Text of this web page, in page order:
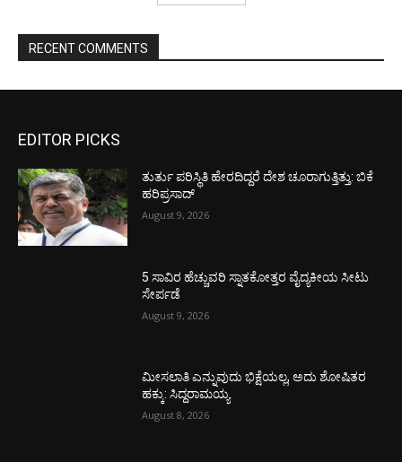
RECENT COMMENTS
EDITOR PICKS
ತುರ್ತು ಪರಿಸ್ಥಿತಿ ಹೇರದಿದ್ದರೆ ದೇಶ ಚೂರಾಗುತ್ತಿತ್ತು: ಬಿಕೆ
ಹರಿಪ್ರಸಾದ್
August 9, 2026
5 ಸಾವಿರ ಹೆಚ್ಚುವರಿ ಸ್ನಾತಕೋತ್ತರ ವೈದ್ಯಕೀಯ ಸೀಟು
ಸೇರ್ಪಡೆ
August 9, 2026
ಮೀಸಲಾತಿ ಎನ್ನುವುದು ಭಿಕ್ಷೆಯಲ್ಲ, ಅದು ಶೋಷಿತರ
ಹಕ್ಕು: ಸಿದ್ದರಾಮಯ್ಯ
August 8, 2026